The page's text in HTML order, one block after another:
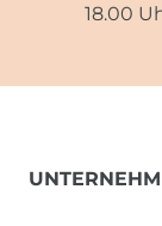
18.00